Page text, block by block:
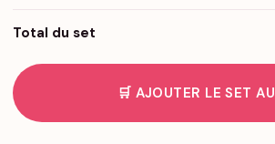
Total du set
🛒 AJOUTER LE SET